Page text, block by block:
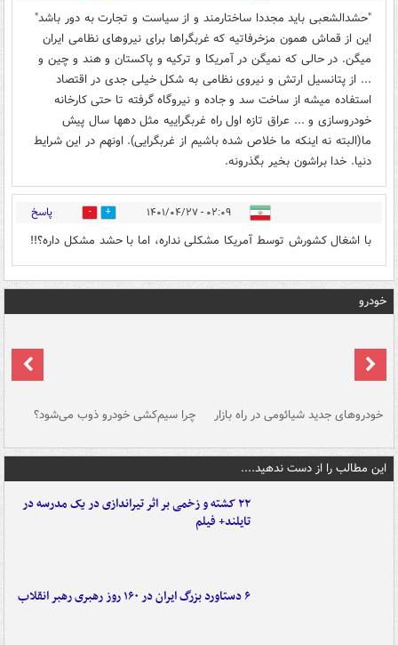
"حشدالشعبی باید مجددا ساختارمند و از سیاست و تجارت به دور باشد"
این از قماش همون مزخرفاتیه که غربگراها برای نیروهای نظامی ایران
میگن. در حالی که نمیگن در آمریکا و ترکیه و پاکستان و هند و چین و
... از پتانسیل ارتش و نیروی نظامی به شکل خیلی جدی در اقتصاد
استفاده میشه از ساخت سد و جاده و نیروگاه گرفته تا حتی کارخانه
خودروسازی و ... عراق تازه اول راه غربگراییه مثل دهها سال پیش
ما(البته نه اینکه ما خلاص شده باشیم از غربگرایی). اونهم در این شرایط
دنیا. خدا براشون بخیر بگذرونه.
۰۲:۰۹ - ۱۴۰۱/۰۴/۲۷ 1 پاسخ
با اشغال کشورش توسط آمریکا مشکلی نداره، اما با حشد مشکل داره؟!!
خودرو
خودروهای جدید شیائومی در راه بازار چرا سیم‌کشی خودرو ذوب می‌شود؟
این مطالب را از دست ندهید....
۲۲ کشته و زخمی بر اثر تیراندازی در یک مدرسه در
تایلند+ فیلم
۶ دستاورد بزرگ ایران در ۱۶۰ روز رهبری رهبر انقلاب